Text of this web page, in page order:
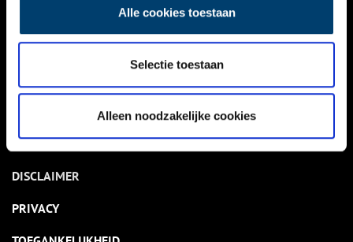
Alle cookies toestaan
Selectie toestaan
Alleen noodzakelijke cookies
NIEUWSBRIEF
DISCLAIMER
PRIVACY